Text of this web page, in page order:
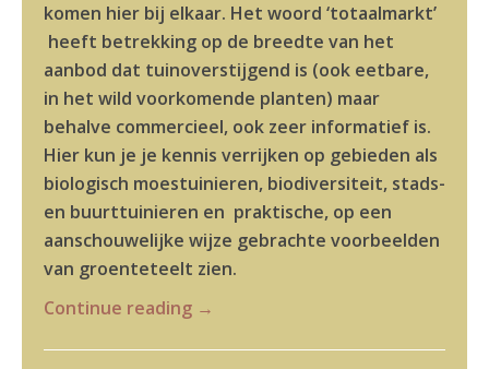
komen hier bij elkaar. Het woord ‘totaalmarkt’
heeft betrekking op de breedte van het
aanbod dat tuinoverstijgend is (ook eetbare,
in het wild voorkomende planten) maar
behalve commercieel, ook zeer informatief is.
Hier kun je je kennis verrijken op gebieden als
biologisch moestuinieren, biodiversiteit, stads-
en buurttuinieren en praktische, op een
aanschouwelijke wijze gebrachte voorbeelden
van groenteteelt zien.
Continue reading →